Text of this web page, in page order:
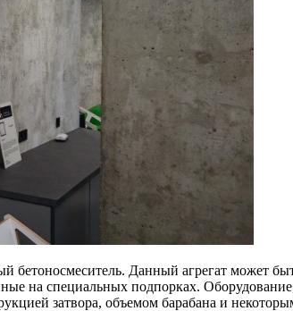
бетоносмеситель. Данный агрегат может
на специальных подпорках.
затвора, объемом барабана и